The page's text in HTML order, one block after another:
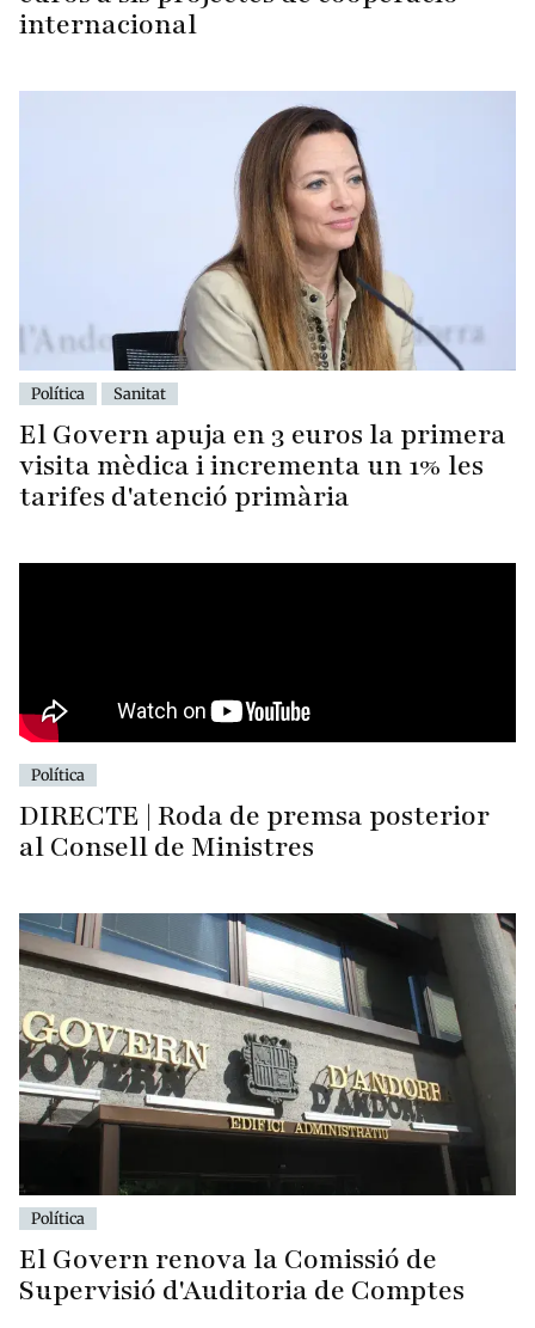
internacional
Política Sanitat
El Govern apuja en 3 euros la primera
visita mèdica i incrementa un 1% les
tarifes d'atenció primària
Política
DIRECTE | Roda de premsa posterior
al Consell de Ministres
Política
El Govern renova la Comissió de
Supervisió d'Auditoria de Comptes